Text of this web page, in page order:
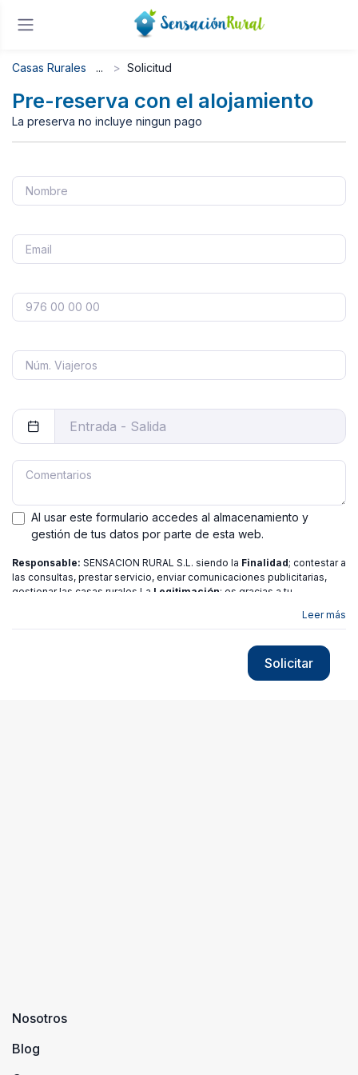
Casas Rurales Solicitud
Pre-reserva con el alojamiento
La preserva no incluye ningun pago
Al usar este formulario accedes al almacenamiento y
gestión de tus datos por parte de esta web.
Responsable: SENSACION RURAL S.L. siendo la Finalidad; contestar a
las consultas, prestar servicio, enviar comunicaciones publicitarias,
gestionar las casas rurales La Legitimación; es gracias a tu
de Acceso,
política de privacidad
Leer más
Solicitar
Nosotros
Blog